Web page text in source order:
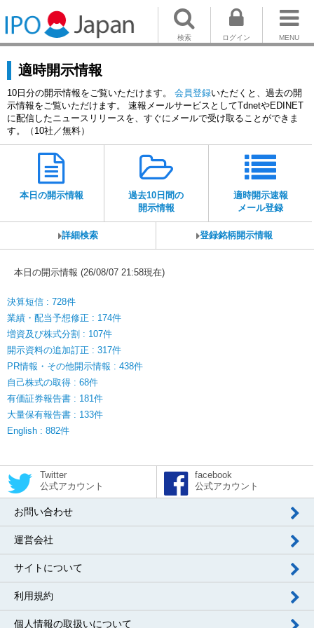
MENU
ログイン
検索
適時開示情報
10日分の開示情報をご覧いただけます。 会員登録いただくと、過去の開
示情報をご覧いただけます。 速報メールサービスとしてTdnetやEDINET
に配信したニュースリリースを、すぐにメールで受け取ることができま
す。（10社／無料）
本日の開示情報
過去10日間の
開示情報
適時開示速報
メール登録
詳細検索 登録銘柄開示情報
本日の開示情報 (26/08/07 21:58現在)
決算短信 : 728件
業績・配当予想修正 : 174件
増資及び株式分割 : 107件
開示資料の追加訂正 : 317件
PR情報・その他開示情報 : 438件
自己株式の取得 : 68件
有価証券報告書 : 181件
大量保有報告書 : 133件
English : 882件
Twitter
公式アカウント
facebook
公式アカウント
お問い合わせ
運営会社
サイトについて
利用規約
個人情報の取扱いについて